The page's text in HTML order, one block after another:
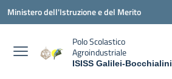
Vai ai contenuti
Vai al menu di navigazione
Vai al footer
Ministero dell'Istruzione e del Merito
Polo Scolastico
Agroindustriale
ISISS Galilei-Bocchialini